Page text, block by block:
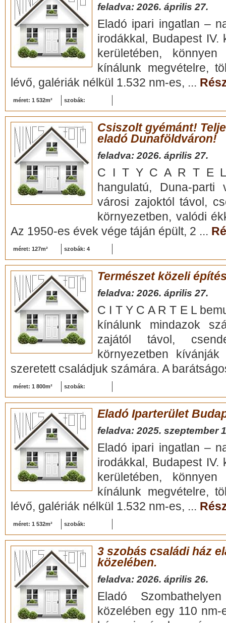
feladva: 2026. április 27.
Eladó ipari ingatlan –
irodákkal, Budapest IV.
kerületében,
kínálunk megvételre,
lévő, galériák nélkül 1.532 nm-es, ...
méret: 1 532m² szobák:
Csiszolt gyémánt!
eladó Dunaföldváron!
feladva: 2026. április 27.
C I T Y C A R T E L
hangulatú, Duna-parti
városi zajoktól távol,
környezetben, valódi
Az 1950-es évek vége táján épült, 2 ...
méret: 127m² szobák: 4
Természet közeli
feladva: 2026. április 27.
C I T Y C A R T E L
kínálunk mindazok
zajától távol,
környezetben
szeretett családjuk számára. A
méret: 1 800m² szobák:
Eladó Iparterület
feladva: 2025. szeptember
Eladó ipari ingatlan –
irodákkal, Budapest IV.
kerületében,
kínálunk megvételre,
lévő, galériák nélkül 1.532 nm-es, ...
méret: 1 532m² szobák:
3 szobás családi ház
közelében.
feladva: 2026. április 26.
Eladó
közelében egy 110